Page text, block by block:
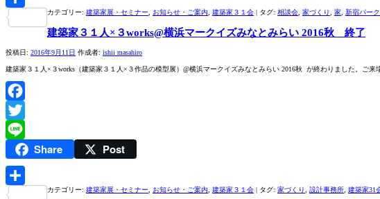
共
有
カテゴリー: 建築家展・セミナー, お知らせ・ご案内, 建築家３１会 | タグ: 相談会, 家づくり, 家, 新宿パー
建築家３１人×３works@横浜マークイズみなとみらい 2016秋 終了
投稿日: 2016年9月11日 作成者: ishii masahiro
建築家３１人×３works（建築家３１人×３作品の模型展）@横浜マークイズみなとみらい 2016秋 が終わりました。ご
Facebook
Twitter
Line Share Post
共
カテゴリー: 建築家展・セミナー お知らせ・ご案内 建築家３１会 | タグ: 家づくり 設計事務所 建築家31